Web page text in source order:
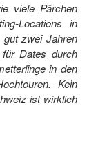
viele Pärchen
Locations in
zwei Jahren
Dates durch
in den
Kein
ist wirklich